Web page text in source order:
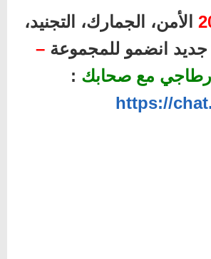
الأمن، الجمارك، التجنيد،
جديد انضمو للمجموعة–
مع صحابك :
https://